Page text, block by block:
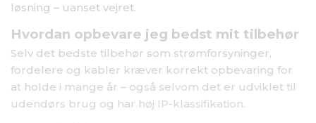
løsning – uanset vejret.
Hvordan opbevare jeg bedst mit tilbehør
Selv det bedste tilbehør som strømforsyninger,
fordelere og kabler kræver korrekt opbevaring for
at holde i mange år – også selvom det er udviklet til
udendørs brug og har høj IP-klassifikation.